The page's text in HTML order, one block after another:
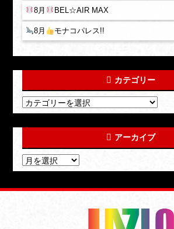
8月 BEL☆AIR MAX
8月 モナコパレス!!
カテゴリー
アーカイブ